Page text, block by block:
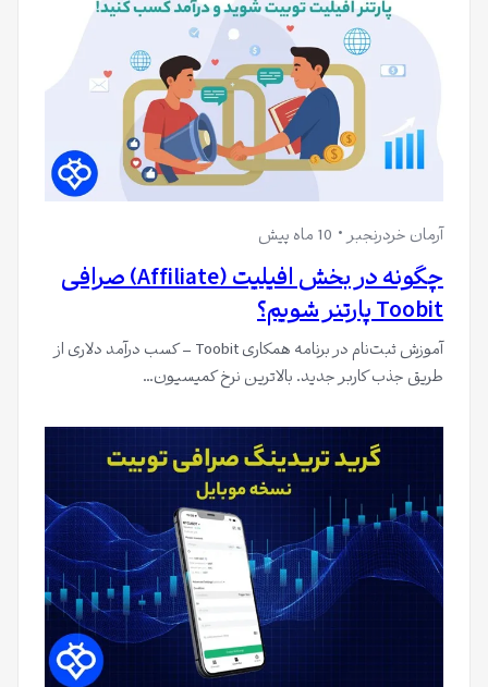
آرمان خردرنجبر 10 ماه پیش
چگونه در بخش افیلیت (Affiliate) صرافی
Toobit پارتنر شویم؟
آموزش ثبت‌نام در برنامه همکاری Toobit – کسب درآمد دلاری از
طریق جذب کاربر جدید. بالاترین نرخ کمیسیون…